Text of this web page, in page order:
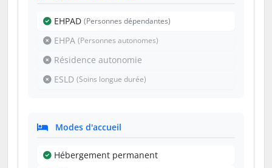
EHPAD (Personnes dépendantes)
EHPA (Personnes autonomes)
Résidence autonomie
ESLD (Soins longue durée)
Modes d'accueil
Hébergement permanent